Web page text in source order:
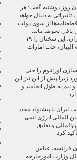
روز دوشنبه گفت: هر
به دنبال خواهد
از سوی دولت
نخواهد ماند.
ولایتی، وزیر امور خارجه‌ اسبق ایران، این سخنان را ۱۹
چاپ امارات
اورانیوم را حتی
زیرا پیش از این نیز این
و نیم به طول انجامید و
ایران با پیشنهاد مجدد
المللی انرژی اتمی
و تعلیق
کرد.
فرانسه، عباس
وزارت امورخارجه